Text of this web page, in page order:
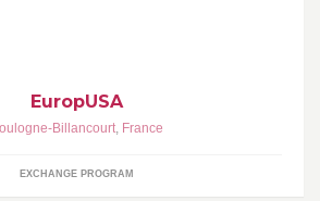
EuropUSA
Billancourt, France
EXCHANGE PROGRAM